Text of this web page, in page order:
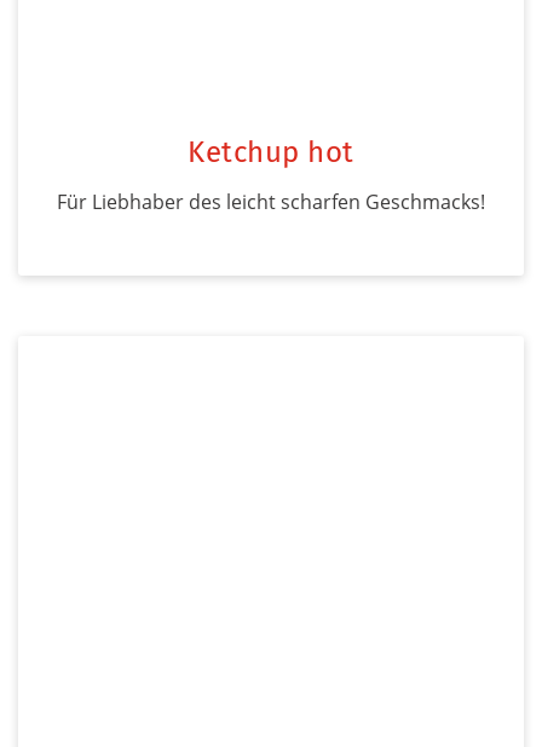
Ketchup hot
Für Liebhaber des leicht scharfen Geschmacks!